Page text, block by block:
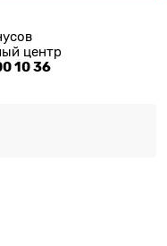
центр
10 36